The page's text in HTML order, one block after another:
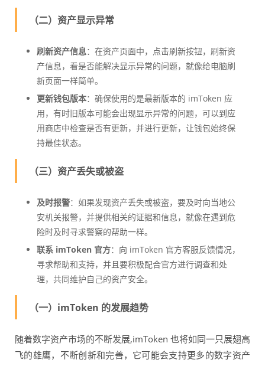
（二）资产显示异常
刷新资产信息：在资产页面中，点击刷新按钮，刷新资
产信息，看是否能解决显示异常的问题，就像给电脑刷
新页面一样简单。
更新钱包版本：确保使用的是最新版本的 imToken 应
用，有时旧版本可能会出现显示异常的问题，可以到应
用商店中检查是否有更新，并进行更新，让钱包始终保
持最佳状态。
（三）资产丢失或被盗
及时报警：如果发现资产丢失或被盗，要及时向当地公
安机关报警，并提供相关的证据和信息，就像在遇到危
险时及时寻求警察的帮助一样。
联系 imToken 官方：向 imToken 官方客服反馈情况，
寻求帮助和支持，并且要积极配合官方进行调查和处
理，共同维护自己的资产安全。
（一）imToken 的发展趋势
随着数字资产市场的不断发展,imToken 也将如同一只展翅高
飞的雄鹰，不断创新和完善，它可能会支持更多的数字资产